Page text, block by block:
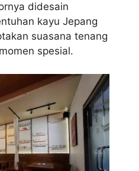
didesain
kayu Jepang
suasana tenang
spesial.